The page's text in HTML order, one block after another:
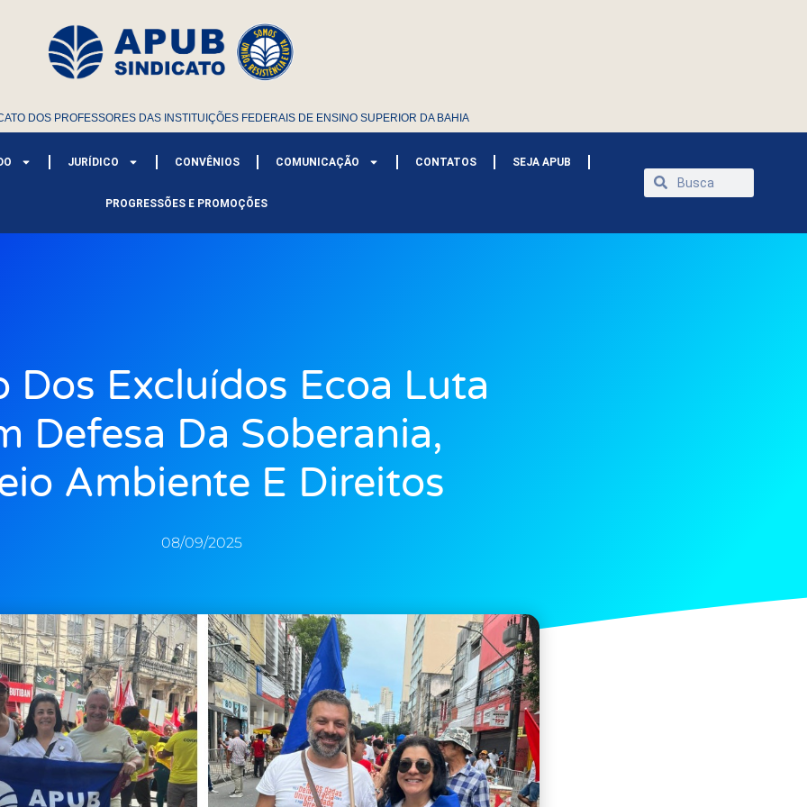
DOS PROFESSORES DAS INSTITUIÇÕES FEDERAIS DE ENSINO SUPERIOR DA BAHIA
JURÍDICO CONVÊNIOS COMUNICAÇÃO CONTATOS SEJA APUB
PROGRESSÕES E PROMOÇÕES
Dos Excluídos Ecoa Luta
Defesa Da Soberania,
Ambiente E Direitos
08/09/2025